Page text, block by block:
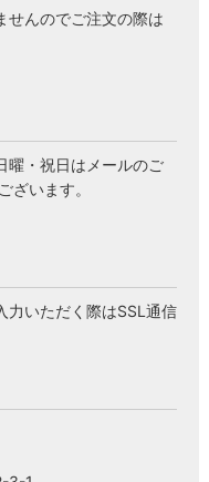
せんのでご注文の際は
曜・祝日はメールのご
ざいます。
力いただく際はSSL通信